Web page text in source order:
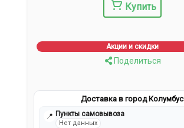
Купить
Акции и скидки
Поделиться
Доставка в город Колумбус
📍 Пункты самовывоза
Нет данных